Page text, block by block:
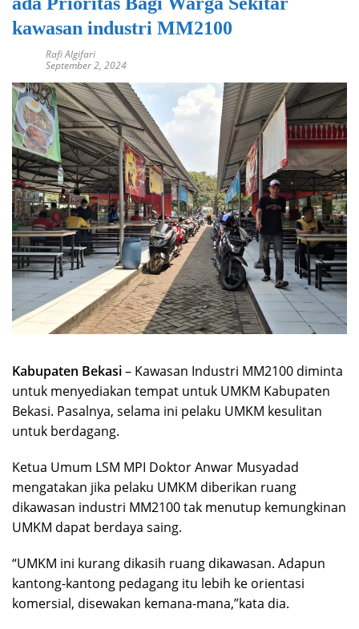
kawasan industri MM2100
Rafi Algifari
September 2, 2024
Kabupaten Bekasi– Kawasan Industri MM2100 diminta
untuk menyediakan tempat untuk UMKM Kabupaten
Bekasi. Pasalnya, selama ini pelaku UMKM kesulitan
untuk berdagang.
Ketua Umum LSM MPI Doktor Anwar Musyadad
mengatakan jika pelaku UMKM diberikan ruang
dikawasan industri MM2100 tak menutup kemungkinan
UMKM dapat berdaya saing.
“UMKM ini kurang dikasih ruang dikawasan. Adapun
kantong-kantong pedagang itu lebih ke orientasi
komersial, disewakan kemana-mana,”kata dia.